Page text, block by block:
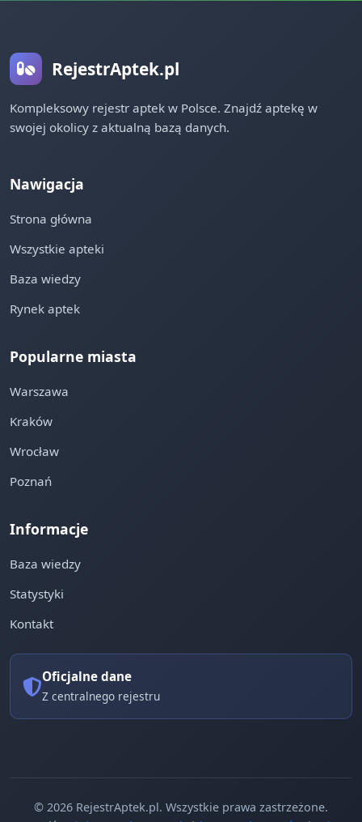
RejestrAptek.pl
Kompleksowy rejestr aptek w Polsce. Znajdź aptekę w
swojej okolicy z aktualną bazą danych.
Nawigacja
Strona główna
Wszystkie apteki
Baza wiedzy
Rynek aptek
Popularne miasta
Warszawa
Kraków
Wrocław
Poznań
Informacje
Baza wiedzy
Statystyki
Kontakt
Oficjalne dane
Z centralnego rejestru
© 2026 RejestrAptek.pl. Wszystkie prawa zastrzeżone.